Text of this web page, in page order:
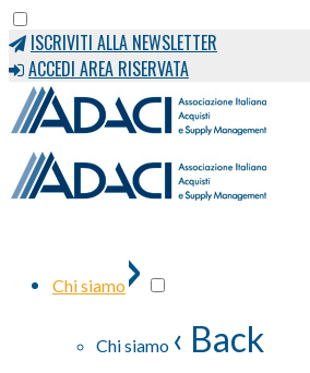
ISCRIVITI ALLA NEWSLETTER
ACCEDI AREA RISERVATA
Chi siamo ›
Chi siamo ‹ Back